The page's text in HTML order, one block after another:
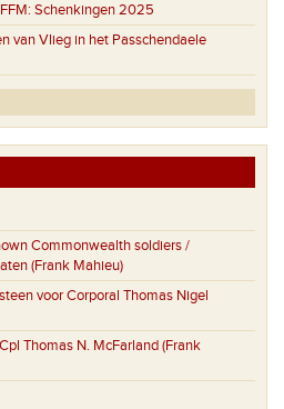
Schenkingen 2025
van Vlieg in het Passchendaele
Commonwealth soldiers /
(Frank Mahieu)
voor Corporal Thomas Nigel
Thomas N. McFarland (Frank